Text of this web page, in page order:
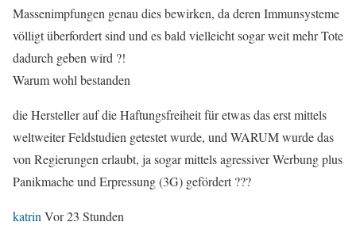
Massenimpfungen genau dies bewirken, da deren Immunsysteme
völligt überfordert sind und es bald vielleicht sogar weit mehr Tote
dadurch geben wird ?!
Warum wohl bestanden
die Hersteller auf die Haftungsfreiheit für etwas das erst mittels
weltweiter Feldstudien getestet wurde, und WARUM wurde das
von Regierungen erlaubt, ja sogar mittels agressiver Werbung plus
Panikmache und Erpressung (3G) gefördert ???
katrin Vor 23 Stunden